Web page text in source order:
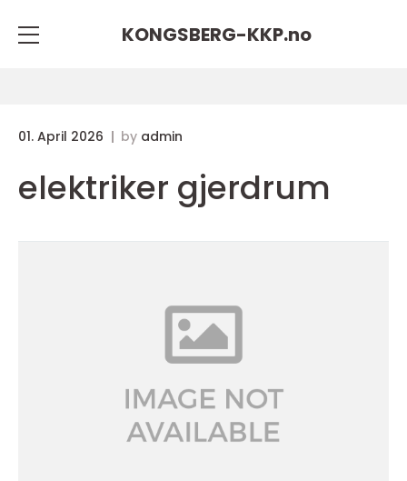
KONGSBERG-KKP.no
01. April 2026 by admin
elektriker gjerdrum